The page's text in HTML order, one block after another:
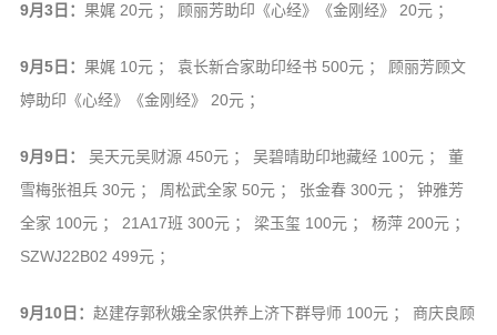
9月3日： 果娓 20元 ； 顾丽芳助印《心经》《金刚经》 20元 ；
9月5日： 果娓 10元 ； 袁长新合家助印经书 500元 ； 顾丽芳顾文
婷助印《心经》《金刚经》 20元 ；
9月9日：
吴天元吴财源 450元 ； 吴碧晴助印地藏经 100元 ； 董
雪梅张祖兵 30元 ； 周松武全家 50元 ； 张金春 300元 ； 钟雅芳
全家 100元 ； 21A17班 300元 ； 梁玉玺 100元 ； 杨萍 200元 ；
SZWJ22B02 499元 ；
9月10日： 赵建存郭秋娥全家供养上济下群导师 100元 ； 商庆良顾